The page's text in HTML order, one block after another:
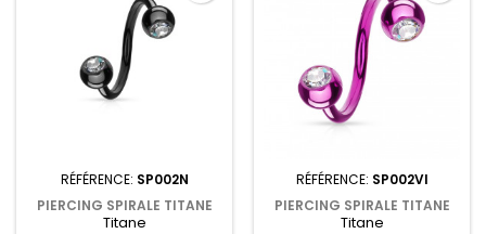
RÉFÉRENCE: SP002N
PIERCING SPIRALE TITANE
NOIR 11MM AVEC BOULES
Titane
RÉFÉRENCE: SP002VI
PIERCING SPIRALE TITANE
VIOLET 11MM AVEC BOULES
Titane